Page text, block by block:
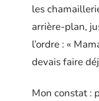
les
arrière-plan,
l’ordre : «
devais faire
Mon constat :